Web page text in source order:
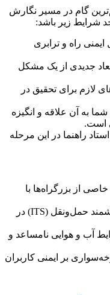
گام در مسیر نگارش
شرایط زیر باشد:
راه و ترابری
جدیدی از یک مشکل
لازم برای تحقیق در
به آن علاقه و انگیزه
است.
راهنما در این مرحله
از بزرگراه‌ها با
“بررسی اثربخشی سیستم‌های هوشمند حمل‌ونقل (ITS) در
آب و هوایی نامساعد و
بر ایمنی کاربران